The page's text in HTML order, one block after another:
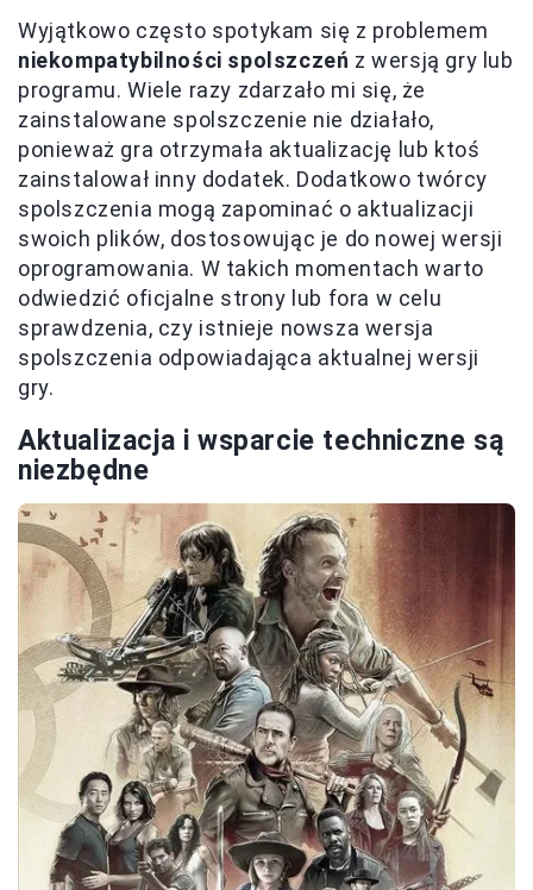
Wyjątkowo często spotykam się z problemem
niekompatybilności spolszczeń z wersją gry lub
programu. Wiele razy zdarzało mi się, że
zainstalowane spolszczenie nie działało,
ponieważ gra otrzymała aktualizację lub ktoś
zainstalował inny dodatek. Dodatkowo twórcy
spolszczenia mogą zapominać o aktualizacji
swoich plików, dostosowując je do nowej wersji
oprogramowania. W takich momentach warto
odwiedzić oficjalne strony lub fora w celu
sprawdzenia, czy istnieje nowsza wersja
spolszczenia odpowiadająca aktualnej wersji
gry.
Aktualizacja i wsparcie techniczne są
niezbędne